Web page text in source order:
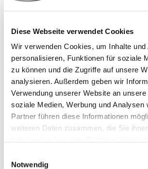
Diese Webseite verwendet Cookies
Wir verwenden Cookies, um Inhalte und
personalisieren, Funktionen für soziale
zu können und die Zugriffe auf unsere
analysieren. Außerdem geben wir
Verwendung unserer Website an
soziale Medien, Werbung und Analysen
Partner führen diese Informationen
weiteren Daten zusammen, die Sie
Notwendig
Sandwichpaneelschra
ube Bi-Metall